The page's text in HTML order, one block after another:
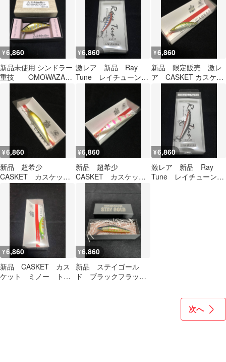
ル トッピングフード ミ
ドリムシ ウラツブペレ
ット
¥6,860
新品未使用 シンドラー
重技 OMOWAZA
ハンドメイド ③
¥6,860
激レア 新品 Ray
Tune レイチューン
Performance
Replica ① パフォー
マンス レプリカ
¥6,860
新品 限定販売 激レ
ア CASKET カスケッ
ト TRAD ＭＩＮＮＯ
Ｗ Ｇ バルサ ４
５ トラッドミノー
¥6,860
新品 超希少
CASKET カスケット
パールトラッド ７
サ クラブカスケッ
ト ②
¥6,860
新品 超希少
CASKET カスケット
パールトラッド ７
８ pearl trad バル
サ クラブカスケッ
ト ⑤
¥6,860
激レア 新品 Ray
Tune レイチューン
¥6,860
新品 CASKET カス
ケット ミノー トラ
¥6,860
新品 ステイゴール
ド ブラックフラッ
次へ